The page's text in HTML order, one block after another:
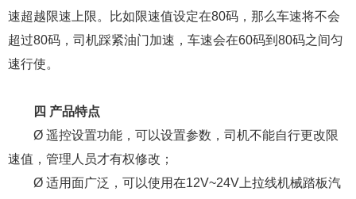
速超越限速上限。比如限速值设定在80码，那么车速将不会
超过80码，司机踩紧油门加速，车速会在60码到80码之间匀
速行使。
四 产品特点
Ø 遥控设置功能，可以设置参数，司机不能自行更改限
速值，管理人员才有权修改；
Ø 适用面广泛，可以使用在12V~24V上拉线机械踏板汽